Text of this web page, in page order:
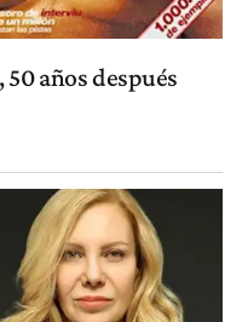
50 años después